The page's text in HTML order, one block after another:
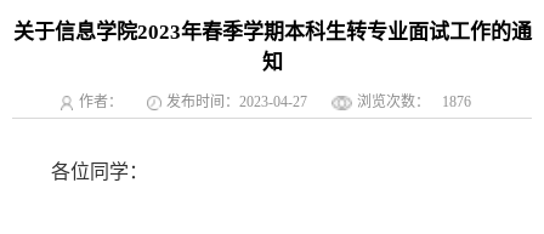
关于信息学院2023年春季学期本科生转专业面试工作的通
知
作者： 发布时间：2023-04-27 浏览次数： 1876
各位同学：